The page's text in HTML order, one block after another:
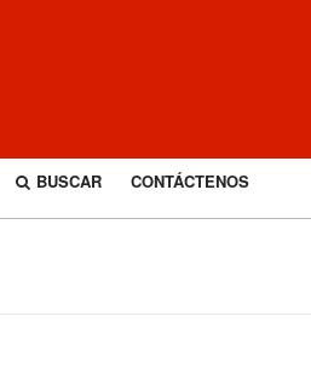
BUSCAR CONTÁCTENOS